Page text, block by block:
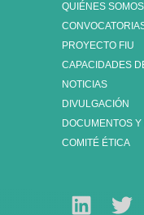
QUIÉNES SOMOS
PROYECTO FIU
CAPACIDADES
NOTICIAS
DIVULGACIÓN
DOCUMENTOS
COMITÉ ÉTICA